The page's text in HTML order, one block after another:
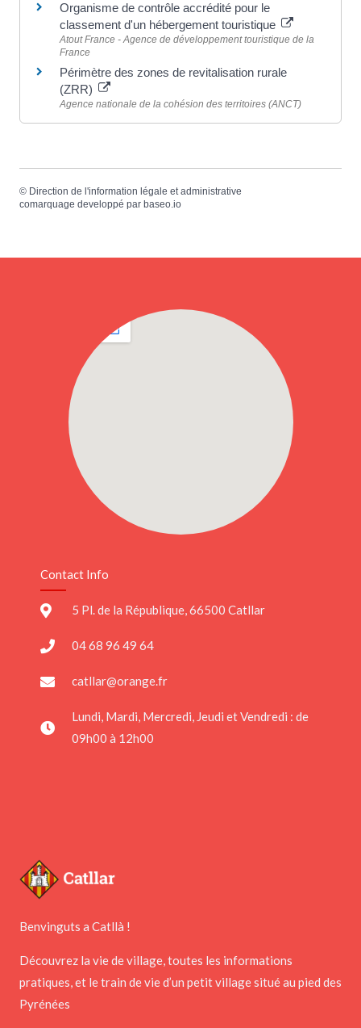
Organisme de contrôle accrédité pour le
classement d'un hébergement touristique
Atout France - Agence de développement touristique de la
France
Périmètre des zones de revitalisation rurale
(ZRR)
Agence nationale de la cohésion des territoires (ANCT)
© Direction de l'information légale et administrative
comarquage developpé par baseo.io
Benvinguts a Catllà !
Découvrez la vie de village, toutes les informations
pratiques, et le train de vie d’un petit village situé au pied des
Pyrénées
Contact Info
5 Pl. de la République, 66500 Catllar
04 68 96 49 64
catllar@orange.fr
Lundi, Mardi, Mercredi, Jeudi et Vendredi : de
09h00 à 12h00